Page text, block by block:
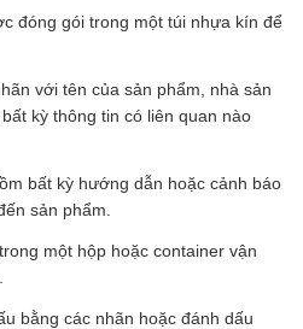
đóng gói trong một túi nhựa kín để
với tên của sản phẩm, nhà sản
kỳ thông tin có liên quan nào
bất kỳ hướng dẫn hoặc cảnh báo
sản phẩm.
một hộp hoặc container vận
bằng các nhãn hoặc đánh dấu